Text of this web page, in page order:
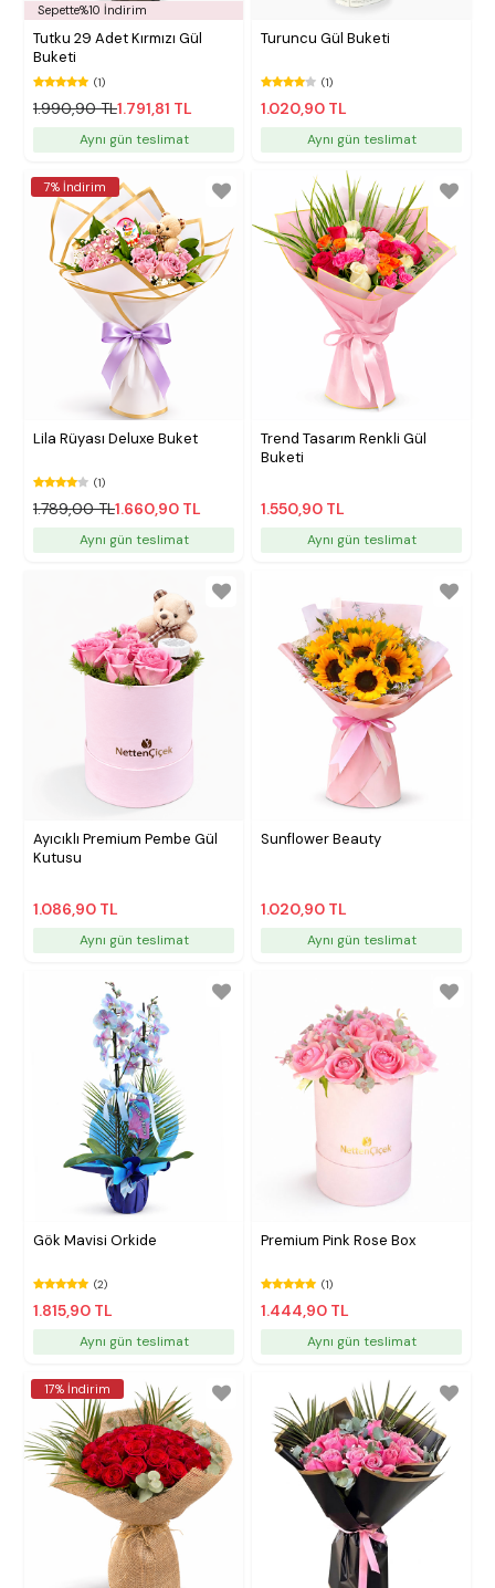
Sepette%10 İndirim
Tutku 29 Adet Kırmızı Gül
Buketi
(1)
1.990,90 TL1.791,81 TL
Aynı gün teslimat
Turuncu Gül Buketi
(1)
1.020,90 TL
Aynı gün teslimat
7% İndirim
Lila Rüyası Deluxe Buket
(1)
1.789,00 TL1.660,90 TL
Aynı gün teslimat
Trend Tasarım Renkli Gül
Buketi
1.550,90 TL
Aynı gün teslimat
Ayıcıklı Premium Pembe Gül
Kutusu
1.086,90 TL
Aynı gün teslimat
Sunflower Beauty
1.020,90 TL
Aynı gün teslimat
Gök Mavisi Orkide
(2)
1.815,90 TL
Aynı gün teslimat
Premium Pink Rose Box
(1)
1.444,90 TL
Aynı gün teslimat
17% İndirim